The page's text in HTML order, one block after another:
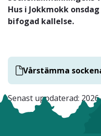
Hus i Jokkmokk
bifogad kallelse.
Vårstämma
Senast uppdaterad: